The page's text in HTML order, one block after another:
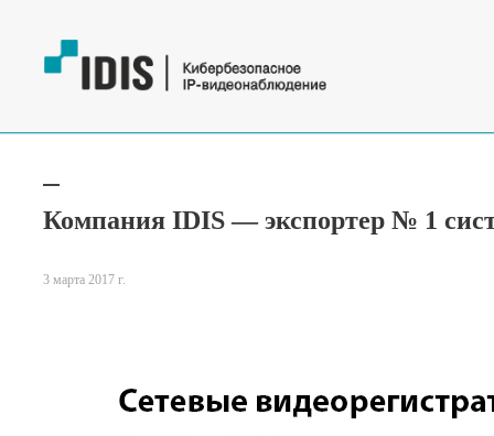
Компания IDIS — экспортер № 1
3 марта 2017 г.